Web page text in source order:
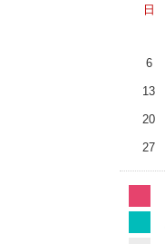
日
6
13
20
27